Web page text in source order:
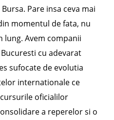
Pare insa ceva mai
momentul de fata, nu
lung. Avem companii
cu adevarat
sufocate de evolutia
internationale ce
oficialilor
a reperelor si o